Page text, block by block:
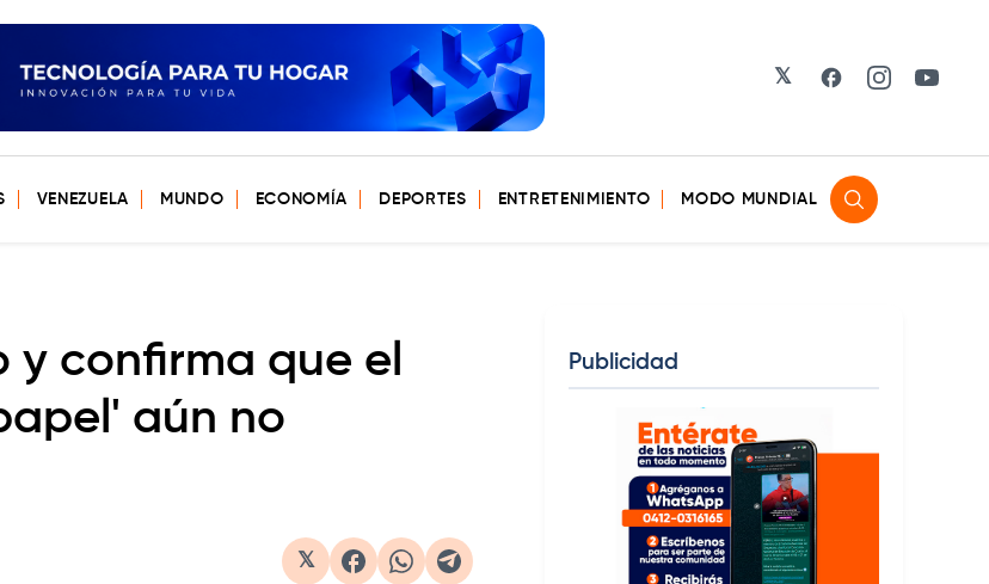
𝕏 Facebook
Instagram
VENEZUELA MUNDO ECONOMÍA DEPORTES ENTRETENIMIENTO MODO MUNDIAL
y confirma que el
aún no
𝕏
Publicidad